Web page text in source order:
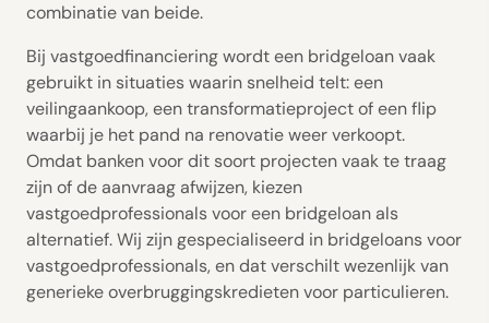
combinatie van beide.
Bij vastgoedfinanciering wordt een bridgeloan vaak
gebruikt in situaties waarin snelheid telt: een
veilingaankoop, een transformatieproject of een flip
waarbij je het pand na renovatie weer verkoopt.
Omdat banken voor dit soort projecten vaak te traag
zijn of de aanvraag afwijzen, kiezen
vastgoedprofessionals voor een bridgeloan als
alternatief. Wij zijn gespecialiseerd in bridgeloans voor
vastgoedprofessionals, en dat verschilt wezenlijk van
generieke overbruggingskredieten voor particulieren.